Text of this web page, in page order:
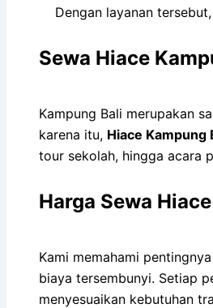
Dengan layanan
Sewa Hiace
Kampung Bali merupakan
karena itu, Hiace Kampung
tour sekolah, hingga acara
Harga Sewa
Kami memahami
biaya tersembunyi. Setiap
menyesuaikan kebutuhan